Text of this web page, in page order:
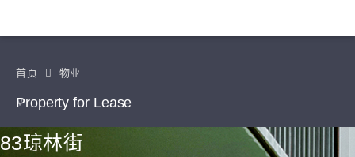
首页 物业
Property for Lease
83琼林街